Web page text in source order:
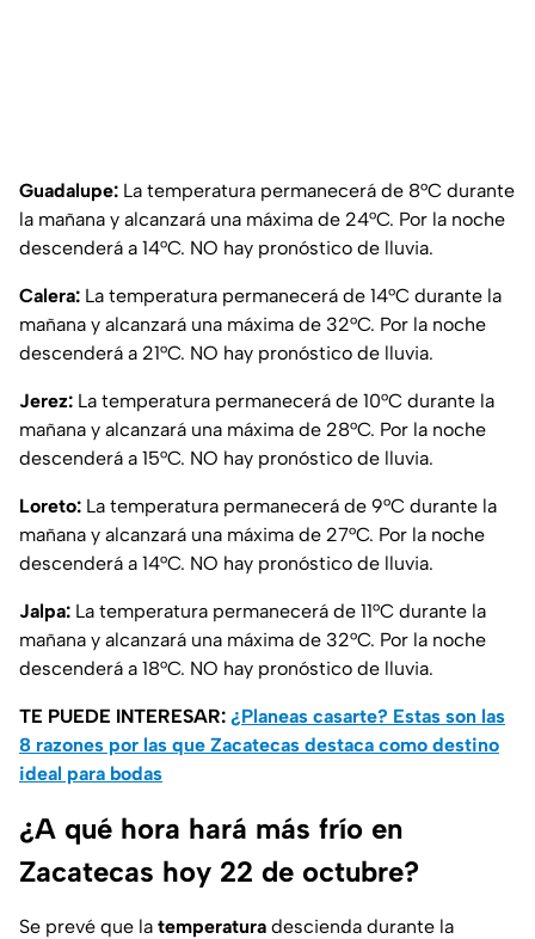
Guadalupe: La temperatura permanecerá de 8°C durante
la mañana y alcanzará una máxima de 24°C. Por la noche
descenderá a 14°C. NO hay pronóstico de lluvia.
Calera: La temperatura permanecerá de 14°C durante la
mañana y alcanzará una máxima de 32°C. Por la noche
descenderá a 21°C. NO hay pronóstico de lluvia.
Jerez: La temperatura permanecerá de 10°C durante la
mañana y alcanzará una máxima de 28°C. Por la noche
descenderá a 15°C. NO hay pronóstico de lluvia.
Loreto: La temperatura permanecerá de 9°C durante la
mañana y alcanzará una máxima de 27°C. Por la noche
descenderá a 14°C. NO hay pronóstico de lluvia.
Jalpa: La temperatura permanecerá de 11°C durante la
mañana y alcanzará una máxima de 32°C. Por la noche
descenderá a 18°C. NO hay pronóstico de lluvia.
TE PUEDE INTERESAR: ¿Planeas casarte? Estas son las
8 razones por las que Zacatecas destaca como destino
ideal para bodas
¿A qué hora hará más frío en
Zacatecas hoy 22 de octubre?
Se prevé que la temperatura descienda durante la